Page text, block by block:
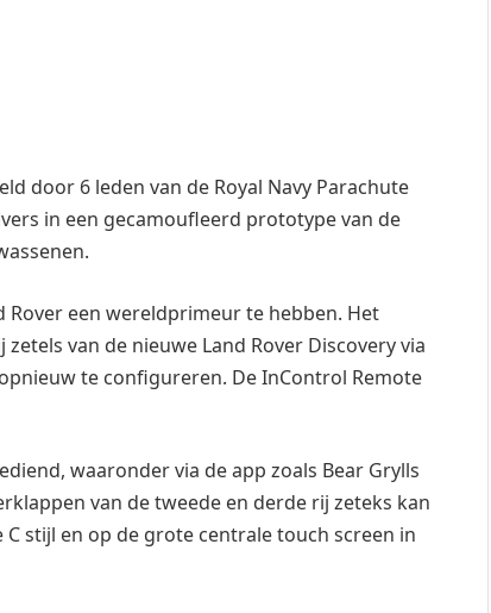
door 6 leden van de Royal Navy Parachute
in een gecamoufleerd prototype van de
een wereldprimeur te hebben. Het
van de nieuwe Land Rover Discovery via
te configureren. De InControl Remote
waaronder via de app zoals Bear Grylls
van de tweede en derde rij zeteks kan
stijl en op de grote centrale touch screen in